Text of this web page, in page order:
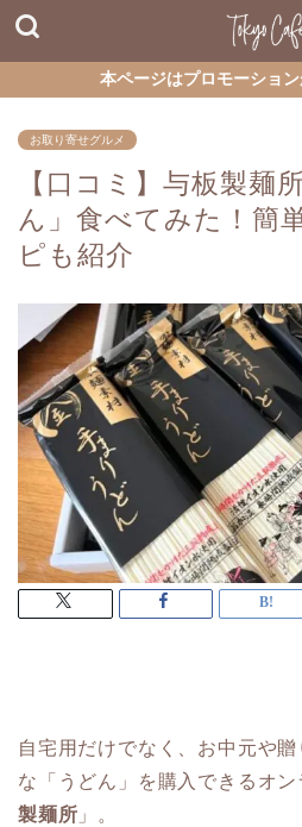
本ページはプロモーショ
お取り寄せグルメ
【口コミ】与板製麺
ん」食べてみた！簡
ピも紹介
自宅用だけでなく、お中元や
な「うどん」を購入できるオン
製麺所 」。